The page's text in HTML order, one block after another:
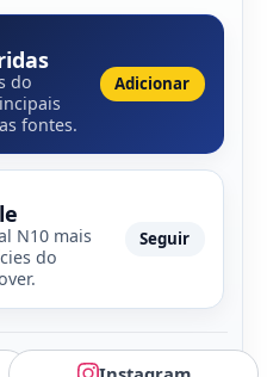
do
fontes.
Adicionar
N10 mais
do
Seguir